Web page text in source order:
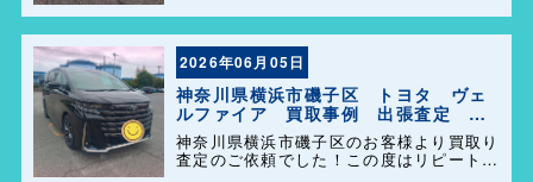
(^o^)／ また、事務所に遊びに来てくださ
い。
2026年06月05日
神奈川県横浜市磯子区 トヨタ ヴェ
ルファイア 買取事例 出張査定 ハ
ッピーカーズ港南店！
神奈川県横浜市磯子区のお客様より買取り
査定のご依頼でした！この度はリピートで